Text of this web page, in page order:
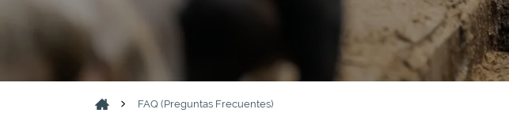
FAQ (Preguntas Frecuentes)